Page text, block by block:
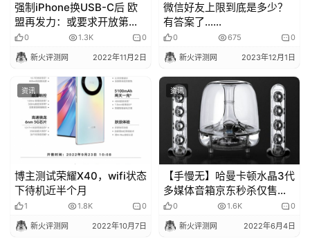
强制iPhone换USB-C后 欧
盟再发力：或要求开放第三
方App
0 1.3K 0
新火评测网 2022年11月2日
微信好友上限到底是多少？
有答案了……
0 675 0
新火评测网 2023年12月1日
资讯
博主测试荣耀X40，wifi状态
下待机近半个月
1 1.8K 0
新火评测网 2022年10月7日
资讯
【手慢无】哈曼卡顿水晶3代
多媒体音箱京东秒杀仅售
1099元！
0 1.6K 0
新火评测网 2022年6月4日